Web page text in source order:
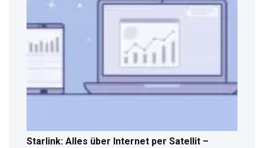
Starlink: Alles über Internet per Satellit –